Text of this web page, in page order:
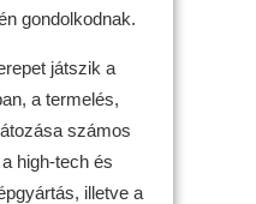
gondolkodnak.
játszik a
a termelés,
számos
high-tech és
illetve a